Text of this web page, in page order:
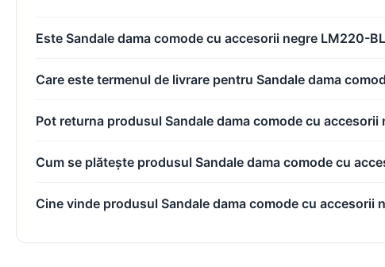
Este Sandale dama comode cu accesorii negre LM220-
Care este termenul de livrare pentru Sandale dama
Pot returna produsul Sandale dama comode cu accesorii
Cum se plătește produsul Sandale dama comode cu
Cine vinde produsul Sandale dama comode cu accesorii